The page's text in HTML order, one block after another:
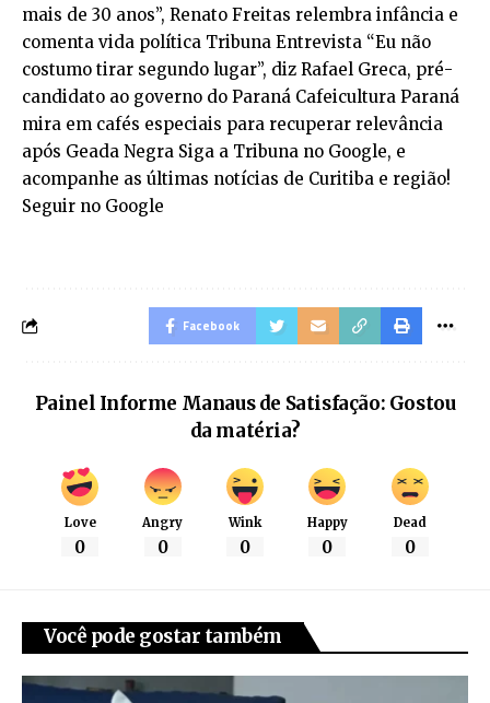
mais de 30 anos”, Renato Freitas relembra infância e
comenta vida política Tribuna Entrevista “Eu não
costumo tirar segundo lugar”, diz Rafael Greca, pré-
candidato ao governo do Paraná Cafeicultura Paraná
mira em cafés especiais para recuperar relevância
após Geada Negra Siga a Tribuna no Google, e
acompanhe as últimas notícias de Curitiba e região!
Seguir no Google
Facebook
Painel Informe Manaus de Satisfação: Gostou
da matéria?
Love
0
Angry
0
Wink
0
Happy
0
Dead
0
Você pode gostar também